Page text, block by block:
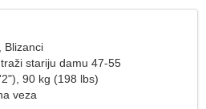
Blizanci
stariju damu 47-55
90 kg (198 lbs)
veza